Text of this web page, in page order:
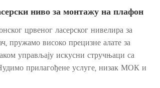
ниво за монтажу на плафон
црвеног ласерског нивелира за
пружамо високо прецизне алате за
управљају искусни стручњаци са
прилагођене услуге, низак МОК и